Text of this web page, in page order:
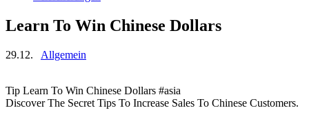
Learn To Win Chinese Dollars
29.12. Allgemein
Tip Learn To Win Chinese Dollars #asia
Discover The Secret Tips To Increase Sales To Chinese Customers.